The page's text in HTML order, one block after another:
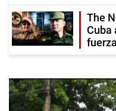
The
Cuba